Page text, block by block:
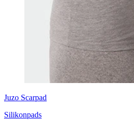
Juzo Scarpad
Silikonpads